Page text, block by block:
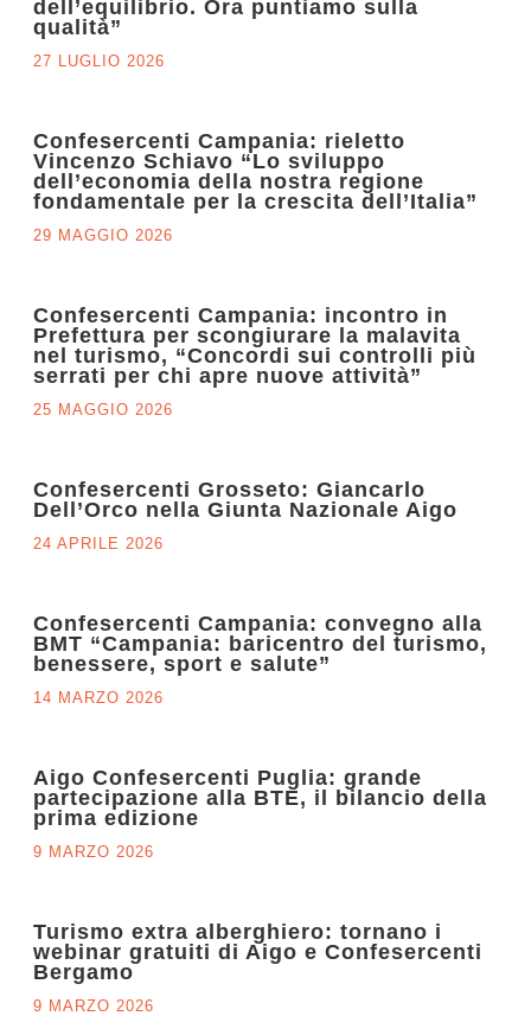
dell’equilibrio. Ora puntiamo sulla
qualità”
27 LUGLIO 2026
Confesercenti Campania: rieletto
Vincenzo Schiavo “Lo sviluppo
dell’economia della nostra regione
fondamentale per la crescita dell’Italia”
29 MAGGIO 2026
Confesercenti Campania: incontro in
Prefettura per scongiurare la malavita
nel turismo, “Concordi sui controlli più
serrati per chi apre nuove attività”
25 MAGGIO 2026
Confesercenti Grosseto: Giancarlo
Dell’Orco nella Giunta Nazionale Aigo
24 APRILE 2026
Confesercenti Campania: convegno alla
BMT “Campania: baricentro del turismo,
benessere, sport e salute”
14 MARZO 2026
Aigo Confesercenti Puglia: grande
partecipazione alla BTE, il bilancio della
prima edizione
9 MARZO 2026
Turismo extra alberghiero: tornano i
webinar gratuiti di Aigo e Confesercenti
Bergamo
9 MARZO 2026